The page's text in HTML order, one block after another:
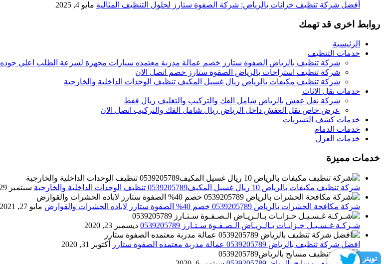
أفضل شركة تنظيف خزانات بالرياض: شركة الصفوة ستارز لحلول التنظيف المثالية مايو 4, 2025
روابط اخرى قد تهمك
الرئيسية
خدمات التنظيف
شركة تنظيف بالرياض الصفوة ستارز خصم عمالة مدربة معتمده سيارات مجهزة لسرعة الطلب اعلي جوده
شركة تنظيف استراحات بالرياض الصفوة ستارز خصم اتصل الان
شركة تنظيف مكيفات بالرياض ريال غسيل المكيف تنظيف الوحدات الداخلية والخارجية
خدمات نقل الاثاث
شركة نقل عفش بالرياض شامل الفك والتركيب والتغليف ريال فقط
عرض خاص نقل العفش داخل الرياض ريال شامل الفك والتركيب اتصل الان
خدمات كشف التسربات
خدمات الدمام
خدمات العزل
خدمات مميزة
شركة تنظيف مكيفات بالرياض 10 ريال غسيل المكيف0539205789 تنظيف الوحدات الداخلية والخارجية سبتمبر 29, 2021
شركة مكافحة الحشرات بالرياض 0539205789 خصم 40% الصفوة ستارز لاباده الحشرات والقوارض مايو 27, 2021
شـركـة غـسـيـل خـزانـات بـالـريـاض الـصـفـوة سـتـارز 0539205789 ديسمبر 23, 2020
افضل شركة تنظيف بالرياض 0539205789 عمالة مدربة معتمده الصفوة ستارز أكتوبر 31, 2020
تويتر